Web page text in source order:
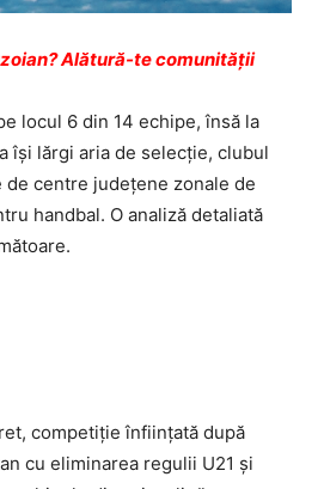
Alătură-te comunității
locul 6 din 14 echipe, însă la
îşi lărgi aria de selecţie, clubul
centre judeţene zonale de
handbal. O analiză detaliată
competiţie înfiinţată după
cu eliminarea regulii U21 şi